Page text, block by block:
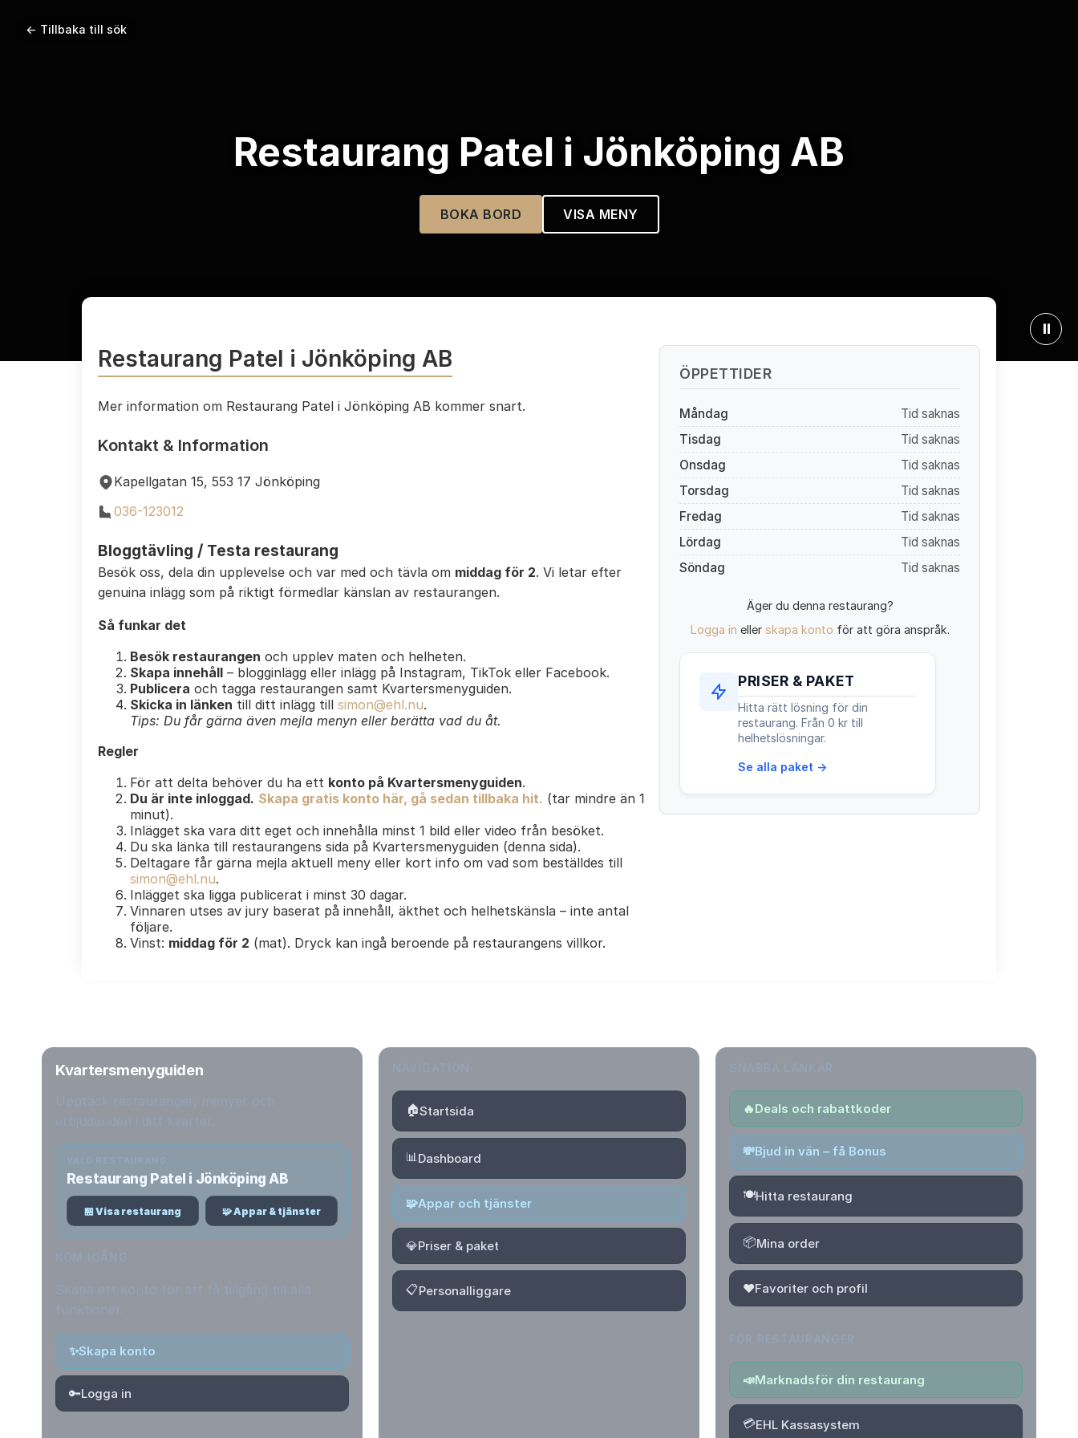
← Tillbaka till sök
Restaurang Patel i Jönköping AB
BOKA BORD VISA MENY
⏸
Restaurang Patel i Jönköping AB
Mer information om Restaurang Patel i Jönköping AB kommer snart.
Kontakt & Information
Kapellgatan 15, 553 17 Jönköping
036-123012
Bloggtävling / Testa restaurang
Besök oss, dela din upplevelse och var med och tävla om middag för 2. Vi letar efter
genuina inlägg som på riktigt förmedlar känslan av restaurangen.
Så funkar det
Besök restaurangen och upplev maten och helheten.
Skapa innehåll – blogginlägg eller inlägg på Instagram, TikTok eller Facebook.
Publicera och tagga restaurangen samt Kvartersmenyguiden.
Skicka in länken till ditt inlägg till simon@ehl.nu.
Tips: Du får gärna även mejla menyn eller berätta vad du åt.
Regler
För att delta behöver du ha ett konto på Kvartersmenyguiden.
Du är inte inloggad. Skapa gratis konto här, gå sedan tillbaka hit. (tar mindre än 1
minut).
Inlägget ska vara ditt eget och innehålla minst 1 bild eller video från besöket.
Du ska länka till restaurangens sida på Kvartersmenyguiden (denna sida).
Deltagare får gärna mejla aktuell meny eller kort info om vad som beställdes till
simon@ehl.nu.
Inlägget ska ligga publicerat i minst 30 dagar.
Vinnaren utses av jury baserat på innehåll, äkthet och helhetskänsla – inte antal
följare.
Vinst: middag för 2 (mat). Dryck kan ingå beroende på restaurangens villkor.
ÖPPETTIDER
Måndag
Tid saknas
Tisdag
Tid saknas
Onsdag
Tid saknas
Torsdag
Tid saknas
Fredag
Tid saknas
Lördag
Tid saknas
Söndag
Tid saknas
Äger du denna restaurang?
Logga in eller skapa konto för att göra anspråk.
PRISER & PAKET
Hitta rätt lösning för din
restaurang. Från 0 kr till
helhetslösningar.
Se alla paket →
Kvartersmenyguiden
Restaurang Patel i Jönköping AB
🏪 Visa restaurang 🧩 Appar & tjänster
✨Skapa konto
🔑Logga in
🏠Startsida
📊Dashboard
🧩Appar och tjänster
💎Priser & paket
📋Personalliggare
🔥Deals och rabattkoder
💸Bjud in vän – få Bonus
🍽️Hitta restaurang
📦Mina order
❤️Favoriter och profil
📣Marknadsför din restaurang
💳EHL Kassasystem